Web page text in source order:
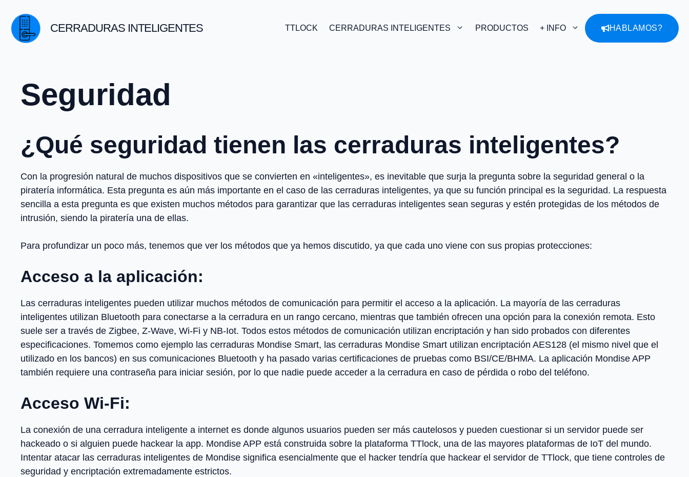
contenido
CERRADURAS INTELIGENTES TTLOCK CERRADURAS INTELIGENTES PRODUCTOS + INFO HABLAMOS?
Seguridad
¿Qué seguridad tienen las cerraduras inteligentes?
Con la progresión natural de muchos dispositivos que se convierten en «inteligentes», es inevitable que surja la pregunta sobre la seguridad general o la
piratería informática. Esta pregunta es aún más importante en el caso de las cerraduras inteligentes, ya que su función principal es la seguridad. La respuesta
sencilla a esta pregunta es que existen muchos métodos para garantizar que las cerraduras inteligentes sean seguras y estén protegidas de los métodos de
intrusión, siendo la piratería una de ellas.
Para profundizar un poco más, tenemos que ver los métodos que ya hemos discutido, ya que cada uno viene con sus propias protecciones:
Acceso a la aplicación:
Las cerraduras inteligentes pueden utilizar muchos métodos de comunicación para permitir el acceso a la aplicación. La mayoría de las cerraduras
inteligentes utilizan Bluetooth para conectarse a la cerradura en un rango cercano, mientras que también ofrecen una opción para la conexión remota. Esto
suele ser a través de Zigbee, Z-Wave, Wi-Fi y NB-Iot. Todos estos métodos de comunicación utilizan encriptación y han sido probados con diferentes
especificaciones. Tomemos como ejemplo las cerraduras Mondise Smart, las cerraduras Mondise Smart utilizan encriptación AES128 (el mismo nivel que el
utilizado en los bancos) en sus comunicaciones Bluetooth y ha pasado varias certificaciones de pruebas como BSI/CE/BHMA. La aplicación Mondise APP
también requiere una contraseña para iniciar sesión, por lo que nadie puede acceder a la cerradura en caso de pérdida o robo del teléfono.
Acceso Wi-Fi:
La conexión de una cerradura inteligente a internet es donde algunos usuarios pueden ser más cautelosos y pueden cuestionar si un servidor puede ser
hackeado o si alguien puede hackear la app. Mondise APP está construida sobre la plataforma TTlock, una de las mayores plataformas de IoT del mundo.
Intentar atacar las cerraduras inteligentes de Mondise significa esencialmente que el hacker tendría que hackear el servidor de TTlock, que tiene controles de
seguridad y encriptación extremadamente estrictos.